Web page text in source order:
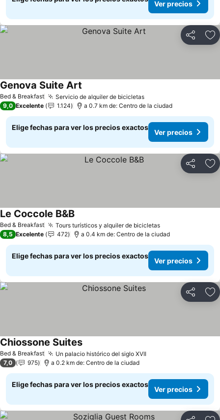
Ver precios
Compartir
Bed & Breakfast Servicio de alquiler de bicicletas
Genova Suite Art
9,0 Excelente 1.124 a 0.7 km de: Centro de la ciudad
Elige fechas para ver los precios exactos
Ver precios
Compartir
Bed & Breakfast Tours turísticos y alquiler de bicicletas
Le Coccole B&B
8,5 Excelente 472 a 0.4 km de: Centro de la ciudad
Elige fechas para ver los precios exactos
Ver precios
Compartir
Bed & Breakfast Un palacio histórico del siglo XVII
Chiossone Suites
7,0 975 a 0.2 km de: Centro de la ciudad
Elige fechas para ver los precios exactos
Ver precios